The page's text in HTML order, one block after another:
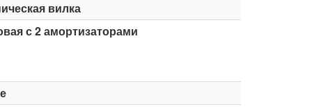
вилка
с 2 амортизаторами